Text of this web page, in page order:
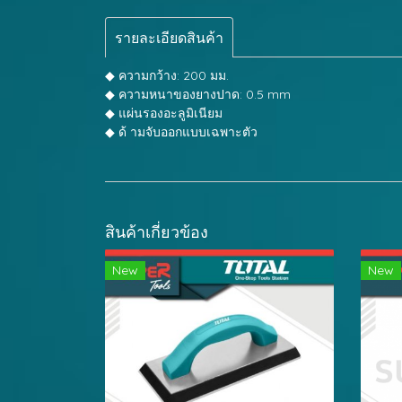
รายละเอียดสินค้า
◆ ความกว้าง: 200 มม.
◆ ความหนาของยางปาด: 0.5 mm
◆ แผ่นรองอะลูมิเนียม
◆ ด้ ามจับออกแบบเฉพาะตัว
สินค้าเกี่ยวข้อง
New New